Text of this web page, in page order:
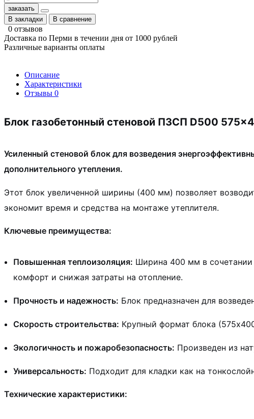
заказать
В закладки
В сравнение
0 отзывов
Доставка по Перми в течении дня от 1000 рублей
Различные варианты оплаты
Описание
Характеристики
Отзывы 0
Блок газобетонный стеновой ПЗСП D500
Усиленный стеновой блок для возведения
дополнительного утепления.
Этот блок увеличенной ширины (400 мм) позволяет
экономит время и средства на монтаже утеплителя.
Ключевые преимущества:
Повышенная теплоизоляция: Ширина 400 мм в сочетании
комфорт и снижая затраты на отопление.
Прочность и надежность: Блок предназначен для
Скорость строительства: Крупный формат блока
Экологичность и пожаробезопасность: Произведен из
Универсальность: Подходит для кладки как на
Технические характеристики: